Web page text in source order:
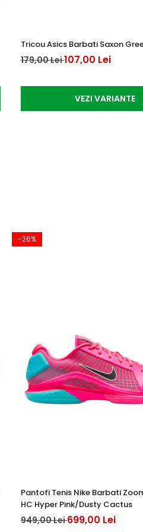
Tricou Asics Barbati Saxon
179,00 Lei107,00 Lei
VEZI VARIANTE
-26%
Pantofi Tenis Nike Barbati
HC Hyper Pink/Dusty Cactus
949,00 Lei699,00 Lei